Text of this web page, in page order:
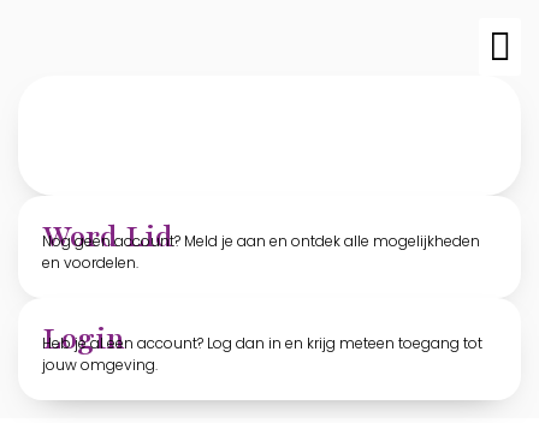
Word Lid
Nog geen account? Meld je aan en ontdek alle mogelijkheden
en voordelen.
Login
Heb je al een account? Log dan in en krijg meteen toegang tot
jouw omgeving.